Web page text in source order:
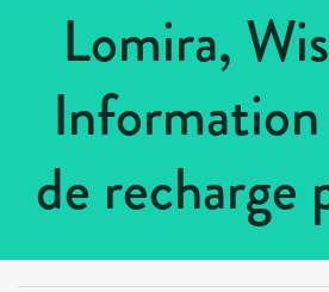
Lomira,
de recharge
États-Unis >